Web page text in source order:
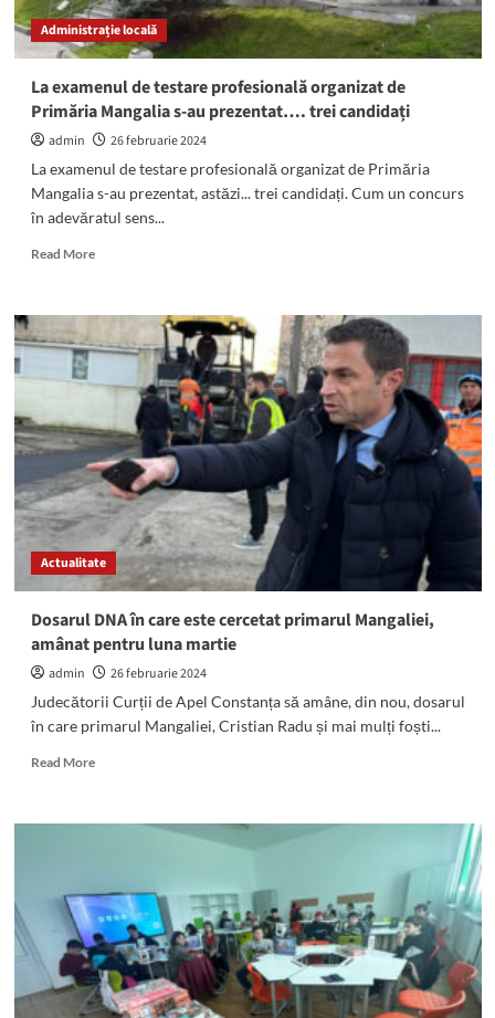
apă
potabilă.
Năvodari,
Lumina
și
Sibioara
avea
apă
progresiv
Administrație locală
La examenul de testare profesională organizat de
Primăria Mangalia s-au prezentat…. trei candidați
admin
26 februarie 2024
La examenul de testare profesională organizat de Primăria
Mangalia s-au prezentat, astăzi... trei candidați. Cum un concurs
în adevăratul sens...
Read MoreRead
La
examenul
de
profesională
organizat
de
Primăria
Mangalia
s-
au
prezentat….
trei
candidați
Actualitate
Dosarul DNA în care este cercetat primarul Mangaliei,
amânat pentru luna martie
admin
26 februarie 2024
Judecătorii Curții de Apel Constanța să amâne, din nou, dosarul
în care primarul Mangaliei, Cristian Radu și mai mulți foști...
Read MoreRead
Dosarul
este
cercetat
primarul
Mangaliei,
amânat
pentru